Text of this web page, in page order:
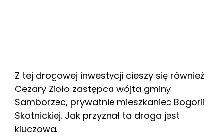
Z tej drogowej inwestycji cieszy się również
Cezary Zioło zastępca wójta gminy
Samborzec, prywatnie mieszkaniec Bogorii
Skotnickiej. Jak przyznał ta droga jest
kluczowa.